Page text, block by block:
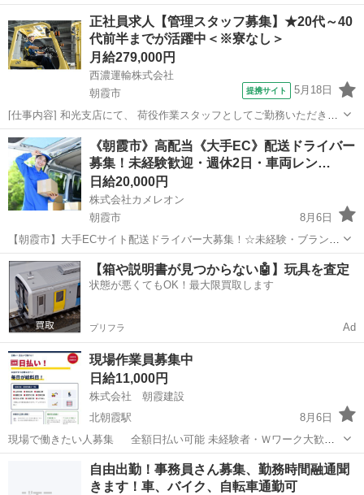
OK☆ 普通免許があれば、どなたでも大歓迎！「軽作業」で「稼げ
る」チャンス！【充実の研修制度】で、スマホ操作や積み込みも丁寧
に指導します♪車両レンタルOK、直行直...
朝霞市 ドライバー 積み込み
正社員求人【管理スタッフ募集】★20代～40
代前半までが活躍中＜※寮なし＞
月給279,000円
西濃運輸株式会社
朝霞市
提携サイト 5月18日
[仕事内容] 和光支店にて、 荷役作業スタッフとしてご勤務いただきま
す。 【具体的な業務】 ・プラットホームでの荷扱い作業 ・トラック
からの荷卸し（リフトや手作業） ・荷物の方面別仕分け、積み込み作
業 ・大型トラックへの積...
埼玉 朝霞市 工場
《朝霞市》高配当《大手EC》配送ドライバー
募集！未経験歓迎・週休2日・車両レン…
日給20,000円
株式会社カメレオン
朝霞市
8月6日
【朝霞市】大手ECサイト配送ドライバー大募集！☆未経験・ブランク
OK☆ 「普通免許」があれば、どなたでも挑戦可能！「軽量な荷物」
が中心で、「積み込み」もラクラク♪「スマホ操作」で配達完了！「直
行直帰」もOKです！「研修...
埼玉 朝霞市 ドライバー 積み込み
【箱や説明書が見つからない🤖】玩具を査定
状態が悪くてもOK！最大限買取します
プリフラ Ad
現場作業員募集中
日給11,000円
株式会社 朝霞建設
北朝霞駅
8月6日
現場で働きたい人募集 全額日払い可能 未経験者・Ｗワーク大歓
迎！ ■ 作業内容 【土木・雑工・解体・基礎】 ■ 給与 日給
11.000円～ 18，000円 ★試用期間有 ■ 勤...
北朝霞駅 建築 現場作業員
自由出勤！事務員さん募集、勤務時間融通聞
きます！車、バイク、自転車通勤可